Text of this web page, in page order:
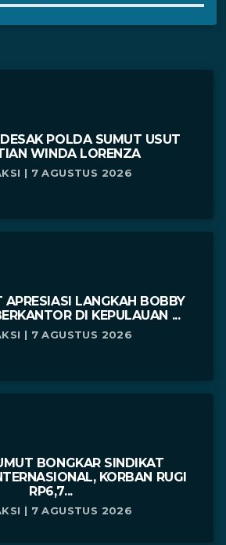
POLDA SUMUT USUT
WINDA LORENZA
| 7 AGUSTUS 2026
APRESIASI LANGKAH BOBBY
DI KEPULAUAN ...
| 7 AGUSTUS 2026
BONGKAR SINDIKAT
KORBAN RUGI
RP6,7...
| 7 AGUSTUS 2026